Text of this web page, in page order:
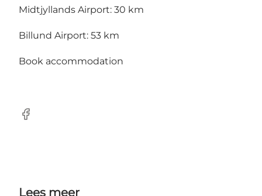
Midtjyllands Airport: 30 km
Billund Airport: 53 km
Book accommodation
Facebook
Lees meer